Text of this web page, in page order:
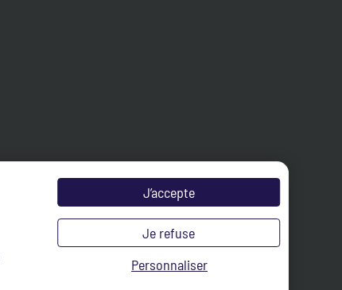
J’accepte
Je refuse
Personnaliser